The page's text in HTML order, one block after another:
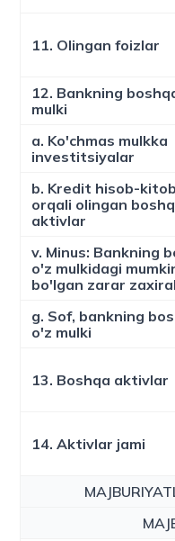
11. Olingan foizlar
12. Bankning
mulki
a. Ko'chmas mulkka
investitsiyalar
b. Kredit hisob-
orqali olingan
aktivlar
v. Minus: Bankning
o'z mulkidagi
bo'lgan zarar
g. Sof, bankning
o'z mulki
13. Boshqa aktivlar
14. Aktivlar jami